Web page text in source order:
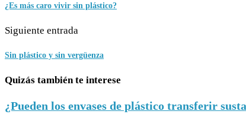
¿Es más caro vivir sin plástico?
Siguiente entrada
Sin plástico y sin vergüenza
Quizás también te interese
¿Pueden los envases de plástico transferir